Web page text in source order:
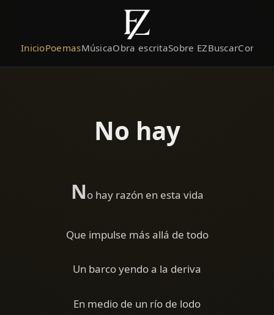
InicioPoemasMúsicaObra escritaSobre EZBuscar
No hay
No hay razón en esta vida
Que impulse más allá de todo
Un barco yendo a la deriva
En medio de un río de lodo